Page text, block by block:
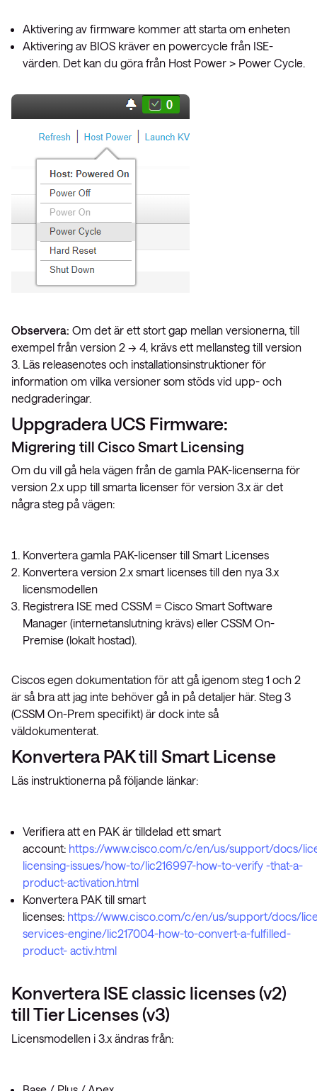
Aktivering av firmware kommer att starta om enheten
Aktivering av BIOS kräver en powercycle från ISE-
värden. Det kan du göra från Host Power > Power Cycle.
Observera: Om det är ett stort gap mellan versionerna, till
exempel från version 2 -> 4, krävs ett mellansteg till version
3. Läs releasenotes och installationsinstruktioner för
information om vilka versioner som stöds vid upp- och
nedgraderingar.
Uppgradera UCS Firmware:
Migrering till Cisco Smart Licensing
Om du vill gå hela vägen från de gamla PAK-licenserna för
version 2.x upp till smarta licenser för version 3.x är det
några steg på vägen:
Konvertera gamla PAK-licenser till Smart Licenses
Konvertera version 2.x smart licenses till den nya 3.x
licensmodellen
Registrera ISE med CSSM = Cisco Smart Software
Manager (internetanslutning krävs) eller CSSM On-
Premise (lokalt hostad).
Ciscos egen dokumentation för att gå igenom steg 1 och 2
är så bra att jag inte behöver gå in på detaljer här. Steg 3
(CSSM On-Prem specifikt) är dock inte så
väldokumenterat.
Konvertera PAK till Smart License
Läs instruktionerna på följande länkar:
Verifiera att en PAK är tilldelad ett smart
account: https://www.cisco.com/c/en/us/support/docs/
licensing-issues/how-to/lic216997-how-to-verify -that-a-
product-activation.html
Konvertera PAK till smart
licenses: https://www.cisco.com/c/en/us/support/docs/
services-engine/lic217004-how-to-convert-a-fulfilled-
product- activ.html
Konvertera ISE classic licenses (v2)
till Tier Licenses (v3)
Licensmodellen i 3.x ändras från: